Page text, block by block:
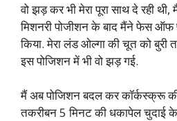
वो झड़ कर भी मेरा पूरा साथ दे रही थी,
मिशनरी पोजीशन के बाद मैंने फेस
किया. मेरा लंड ओल्गा की चूत को बुरी
इस पोजिशन में भी वो झड़ गई.
मैं अब पोजिशन बदल कर कॉर्कस्क्रू
तकरीबन 5 मिनट की धकापेल चुदाई